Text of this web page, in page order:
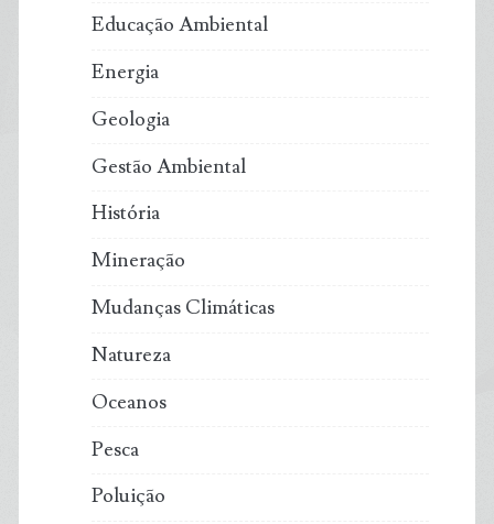
Educação Ambiental
Energia
Geologia
Gestão Ambiental
História
Mineração
Mudanças Climáticas
Natureza
Oceanos
Pesca
Poluição